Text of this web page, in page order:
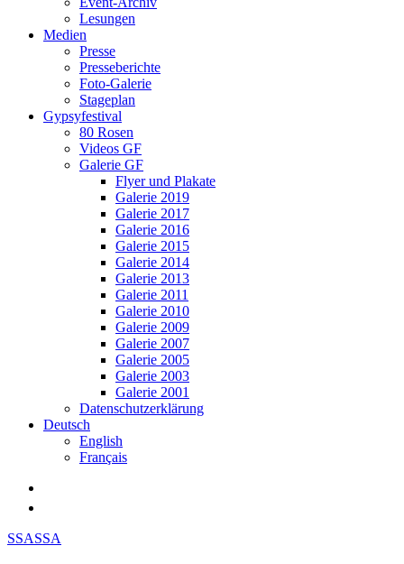
Lesungen
Medien
Presse
Presseberichte
Foto-Galerie
Stageplan
Gypsyfestival
80 Rosen
Videos GF
Galerie GF
Flyer und Plakate
Galerie 2019
Galerie 2017
Galerie 2016
Galerie 2015
Galerie 2014
Galerie 2013
Galerie 2011
Galerie 2010
Galerie 2009
Galerie 2007
Galerie 2005
Galerie 2003
Galerie 2001
Datenschutzerklärung
Deutsch
English
Français
SSASSA